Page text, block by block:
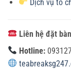
Dịch vụ tổ
Liên hệ đặt
Hotline: